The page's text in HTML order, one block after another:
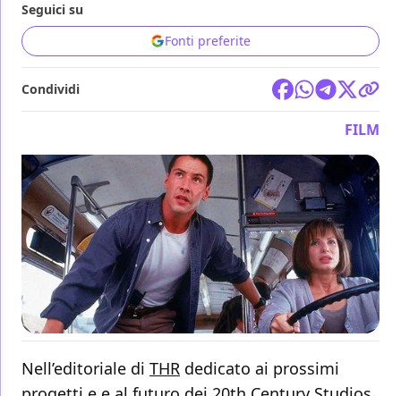
Seguici su
Fonti preferite
Condividi
FILM
Nell’editoriale di THR dedicato ai prossimi